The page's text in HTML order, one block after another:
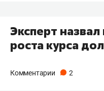
Эксперт
роста курса
Комментарии 2